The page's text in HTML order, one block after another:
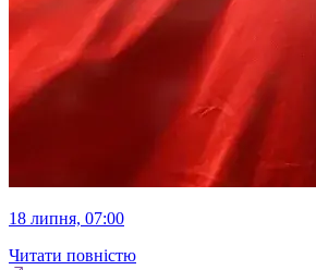
18 липня, 07:00
Читати повністю